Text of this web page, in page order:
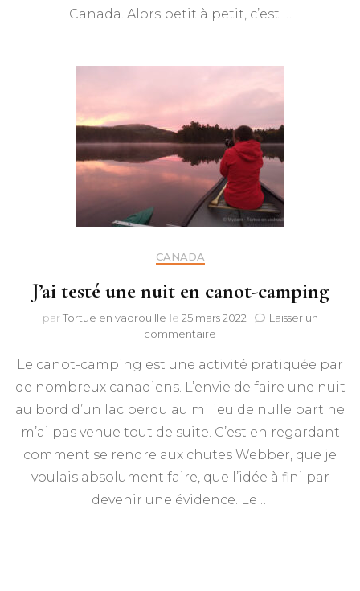
Canada. Alors petit à petit, c’est …
CANADA
J’ai testé une nuit en canot-camping
par Tortue en vadrouille le 25 mars 2022
Laisser un
commentaire
testé
une
en
canot-
Le canot-camping est une activité pratiquée par
de nombreux canadiens. L’envie de faire une nuit
au bord d’un lac perdu au milieu de nulle part ne
m’ai pas venue tout de suite. C’est en regardant
comment se rendre aux chutes Webber, que je
voulais absolument faire, que l’idée à fini par
devenir une évidence. Le …